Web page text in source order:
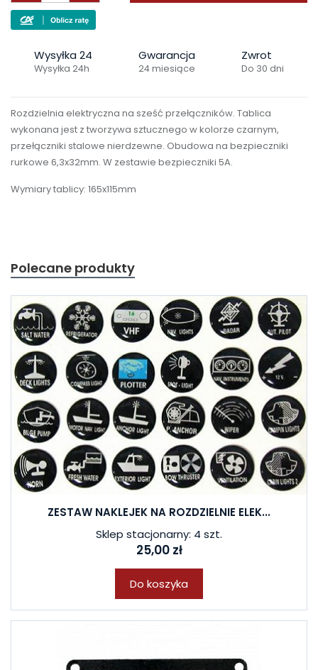
Wysyłka 24
Wysyłka 24h
Gwarancja
24 miesiące
Zwrot
Do 30 dni
Rozdzielnia elektryczna na sześć przełączników. Tablica
wykonana jest z tworzywa sztucznego w kolorze czarnym,
przełączniki stalowe nierdzewne. Obudowa na bezpieczniki
rurkowe 6,3x32mm. W zestawie bezpieczniki 5A.
Wymiary tablicy: 165x115mm
Polecane produkty
ZESTAW NAKLEJEK NA ROZDZIELNIE ELEK...
Sklep stacjonarny: 4 szt.
25,00 zł
Do koszyka